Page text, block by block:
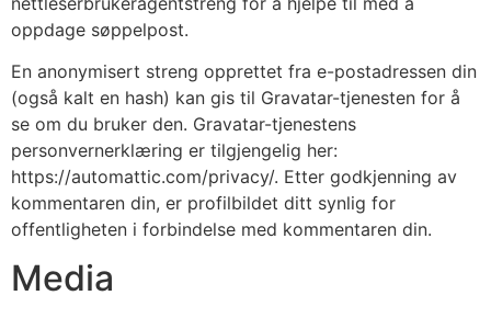
oppdage søppelpost.
En anonymisert streng opprettet fra e-postadressen din
(også kalt en hash) kan gis til Gravatar-tjenesten for å
se om du bruker den. Gravatar-tjenestens
personvernerklæring er tilgjengelig her:
https://automattic.com/privacy/. Etter godkjenning av
kommentaren din, er profilbildet ditt synlig for
offentligheten i forbindelse med kommentaren din.
Media